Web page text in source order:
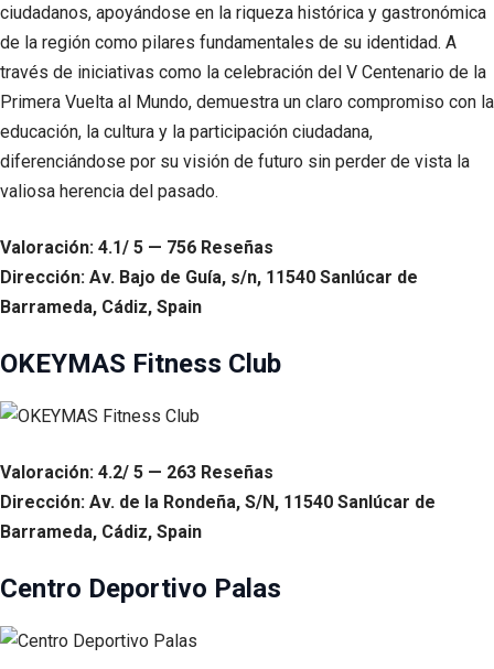
ciudadanos, apoyándose en la riqueza histórica y gastronómica
de la región como pilares fundamentales de su identidad. A
través de iniciativas como la celebración del V Centenario de la
Primera Vuelta al Mundo, demuestra un claro compromiso con la
educación, la cultura y la participación ciudadana,
diferenciándose por su visión de futuro sin perder de vista la
valiosa herencia del pasado.
Valoración: 4.1/ 5 — 756 Reseñas
Dirección: Av. Bajo de Guía, s/n, 11540 Sanlúcar de
Barrameda, Cádiz, Spain
OKEYMAS Fitness Club
Valoración: 4.2/ 5 — 263 Reseñas
Dirección: Av. de la Rondeña, S/N, 11540 Sanlúcar de
Barrameda, Cádiz, Spain
Centro Deportivo Palas